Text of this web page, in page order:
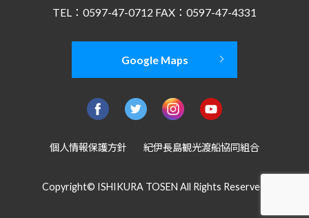
TEL：0597-47-0712 FAX：0597-47-4331
Google Maps
個人情報保護方針 紀伊長島観光渡船協同組合
Copyright© ISHIKURA TOSEN All Rights Reserved.